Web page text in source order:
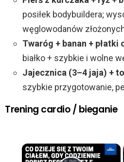
posiłek bodybuildera;
węglowodanów
Twaróg + banan + płatki
białko + szybkie i wolne
Jajecznica (3–4 jaja) +
szybkie przygotowanie,
Trening cardio / bieganie
×